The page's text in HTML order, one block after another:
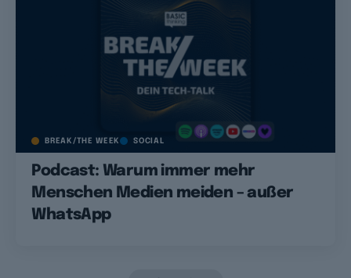
BREAK/THE WEEK SOCIAL
Podcast: Warum immer mehr
Menschen Medien meiden – außer
WhatsApp